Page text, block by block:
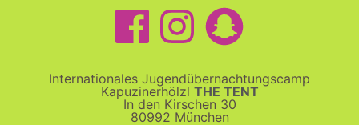
Internationales Jugendübernachtungscamp
Kapuzinerhölzl THE TENT
In den Kirschen 30
80992 München